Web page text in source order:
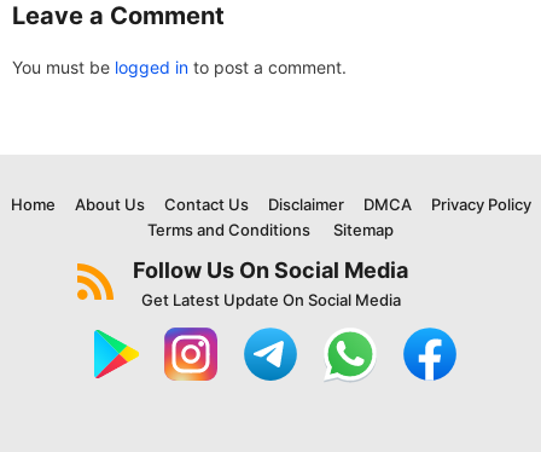
Leave a Comment
You must be logged in to post a comment.
Home About Us Contact Us Disclaimer DMCA
Privacy Policy
Terms and Conditions
Sitemap
Follow Us On Social Media
Get Latest Update On Social Media